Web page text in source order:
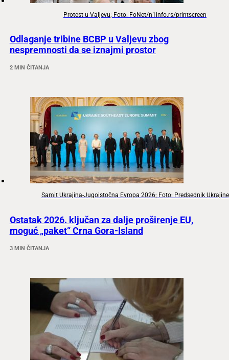
Protest u Valjevu; Foto: FoNet/n1info.rs/printscreen
Odlaganje tribine BCBP u Valjevu zbog
nespremnosti da se iznajmi prostor
2 MIN ČITANJA
Samit Ukrajina-Jugoistočna Evropa 2026; Foto: Predsednik Ukrajine
Ostatak 2026. ključan za dalje proširenje EU,
moguć „paket“ Crna Gora-Island
3 MIN ČITANJA